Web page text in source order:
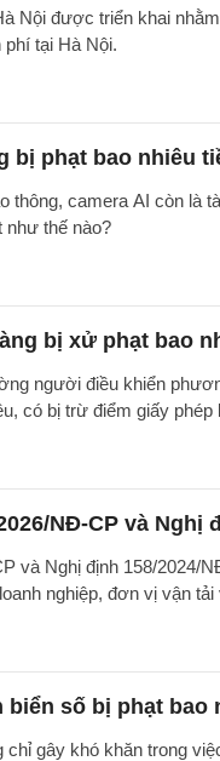
Nội được triển khai
tại Hà Nội.
bị phạt bao nhiêu
thông, camera AI còn
như thế nào?
bị xử phạt bao
người điều khiển
có bị trừ điểm giấy phép
NĐ-CP và
và Nghị định 158/
nghiệp, đơn vị vận
số bị phạt bao
gây khó khăn trong